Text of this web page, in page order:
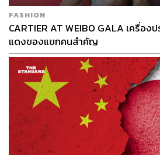
ABOUT THE
THE
กองบรรณาธิการ
FASHION
CARTIER AT WEIBO GALA เครื่อง
แดงของแขกคนสำคัญ